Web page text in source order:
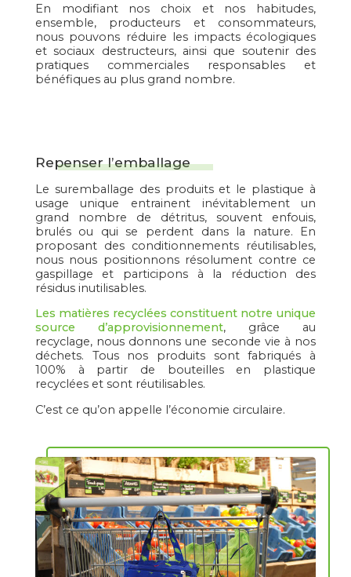
En modifiant nos choix et nos habitudes,
ensemble, producteurs et consommateurs,
nous pouvons réduire les impacts écologiques
et sociaux destructeurs, ainsi que soutenir des
pratiques commerciales responsables et
bénéfiques au plus grand nombre.
Repenser l’emballage
Le suremballage des produits et le plastique à
usage unique entrainent inévitablement un
grand nombre de détritus, souvent enfouis,
brulés ou qui se perdent dans la nature. En
proposant des conditionnements réutilisables,
nous nous positionnons résolument contre ce
gaspillage et participons à la réduction des
résidus inutilisables.
Les matières recyclées constituent notre unique
source d’approvisionnement, grâce au
recyclage, nous donnons une seconde vie à nos
déchets. Tous nos produits sont fabriqués à
100% à partir de bouteilles en plastique
recyclées et sont réutilisables.
C’est ce qu’on appelle l’économie circulaire.